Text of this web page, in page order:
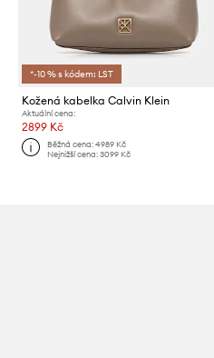
*-10 % s kódem: LST
Kožená kabelka Calvin Klein
Aktuální cena:
2899 Kč
Běžná cena:4989 Kč
Nejnižší cena:3099 Kč